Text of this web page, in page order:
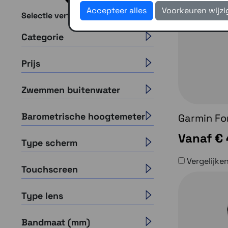
Filteren
Selectie verfijnen
Categorie
Prijs
Zwemmen buitenwater
Barometrische hoogtemeter
Type scherm
Touchscreen
Type lens
Bandmaat (mm)
Sorteer op
Garmin
Vanaf €
Accepteer alles Voorkeuren